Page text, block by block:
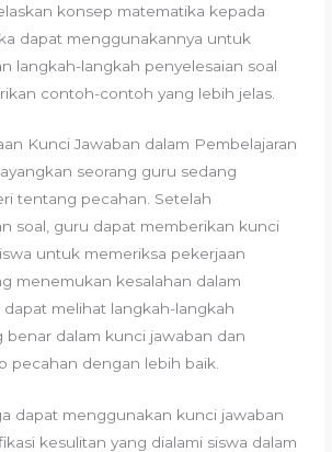
konsep matematika kepada
dapat menggunakannya untuk
langkah-langkah penyelesaian soal
contoh-contoh yang lebih jelas.
Kunci Jawaban dalam Pembelajaran
seorang guru sedang
tentang pecahan. Setelah
soal, guru dapat memberikan kunci
untuk memeriksa pekerjaan
menemukan kesalahan dalam
melihat langkah-langkah
benar dalam kunci jawaban dan
pecahan dengan lebih baik.
dapat menggunakan kunci jawaban
kesulitan yang dialami siswa dalam